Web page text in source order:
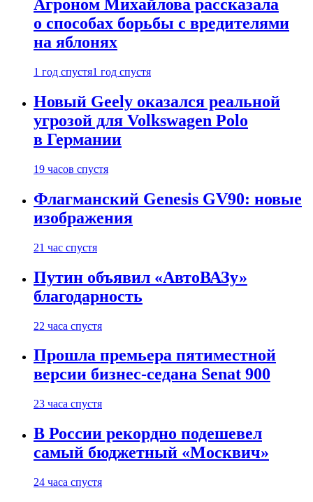
Агроном Михайлова рассказала
о способах борьбы с вредителями
на яблонях
1 год спустя1 год спустя
Новый Geely оказался реальной
угрозой для Volkswagen Polo
в Германии
19 часов спустя
Флагманский Genesis GV90: новые
изображения
21 час спустя
Путин объявил «АвтоВАЗу»
благодарность
22 часа спустя
Прошла премьера пятиместной
версии бизнес-седана Senat 900
23 часа спустя
В России рекордно подешевел
самый бюджетный «Москвич»
24 часа спустя